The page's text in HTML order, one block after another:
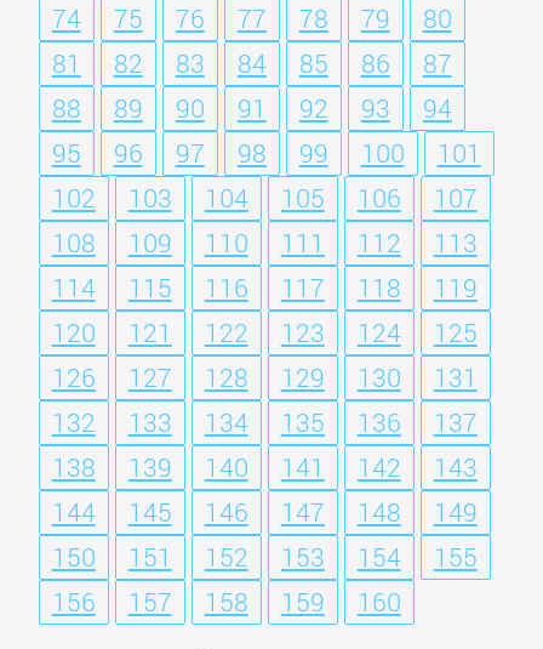
74
75 76 77 78 79
80
81
82 83 84 85 86
87
88
89 90 91 92 93
94
95
96 97 98 99 100
101
102
103 104 105 106
107
108
109 110 111 112
113
114
115 116 117 118
119
120
121 122 123 124
125
126
127 128 129 130
131
132
133 134 135 136
137
138
139 140 141 142
143
144
145 146 147 148
149
150
151 152 153 154
155
156
157 158 159
160